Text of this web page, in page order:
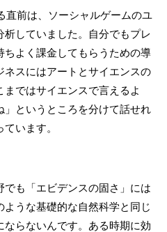
直前は、ソーシャルゲームのユ
していました。自分でもプレ
ちよく課金してもらうための導
スにはアートとサイエンスの
ではサイエンスで言えるよ
」というところを分けて話せれ
います。
も「エビデンスの固さ」には
うな基礎的な自然科学と同じ
らないんです。ある時期に効